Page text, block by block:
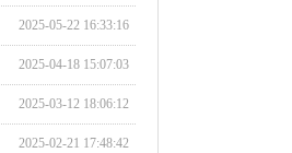
2025-05-22 16:33:16
2025-04-18 15:07:03
2025-03-12 18:06:12
2025-02-21 17:48:42